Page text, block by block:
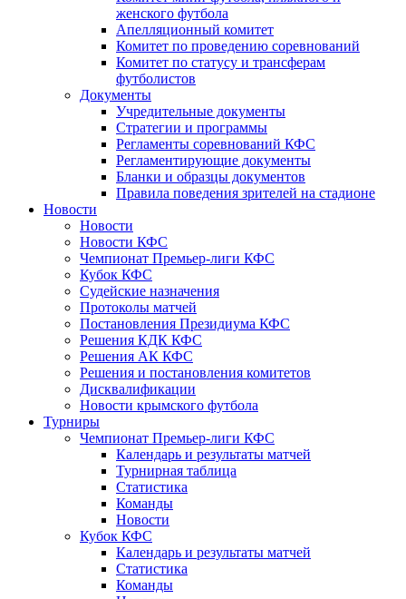
женского футбола
Апелляционный комитет
Комитет по проведению соревнований
Комитет по статусу и трансферам
футболистов
Документы
Учредительные документы
Стратегии и программы
Регламенты соревнований КФС
Регламентирующие документы
Бланки и образцы документов
Правила поведения зрителей на стадионе
Новости
Новости
Новости КФС
Чемпионат Премьер-лиги КФС
Кубок КФС
Судейские назначения
Протоколы матчей
Постановления Президиума КФС
Решения КДК КФС
Решения АК КФС
Решения и постановления комитетов
Дисквалификации
Новости крымского футбола
Турниры
Чемпионат Премьер-лиги КФС
Календарь и результаты матчей
Турнирная таблица
Статистика
Команды
Новости
Кубок КФС
Календарь и результаты матчей
Статистика
Команды